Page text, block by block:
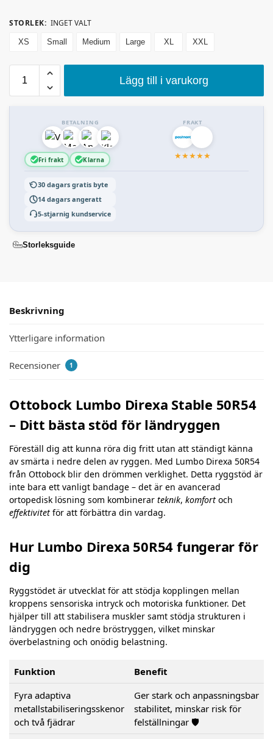
STORLEK: INGET VALT
XS Small Medium Large XL XXL
Lägg till i varukorg
BETALNING
Fri frakt Klarna
FRAKT
★★★★★
30 dagars gratis byte
14 dagars angeratt
5-stjarnig kundservice
Storleksguide
Beskrivning
Ytterligare information
Recensioner 1
Ottobock Lumbo Direxa Stable 50R54
– Ditt bästa stöd för ländryggen
Föreställ dig att kunna röra dig fritt utan att ständigt känna
av smärta i nedre delen av ryggen. Med Lumbo Direxa 50R54
från Ottobock blir den drömmen verklighet. Detta ryggstöd är
inte bara ett vanligt bandage – det är en avancerad
ortopedisk lösning som kombinerar teknik, komfort och
effektivitet för att förbättra din vardag.
Hur Lumbo Direxa 50R54 fungerar för
dig
Ryggstödet är utvecklat för att stödja kopplingen mellan
kroppens sensoriska intryck och motoriska funktioner. Det
hjälper till att stabilisera muskler samt stödja strukturen i
ländryggen och nedre bröstryggen, vilket minskar
överbelastning och onödig belastning.
Funktion
Benefit
Fyra adaptiva
metallstabiliseringsskenor
och två fjädrar
Ger stark och anpassningsbar
stabilitet, minskar risk för
felställningar 🛡️